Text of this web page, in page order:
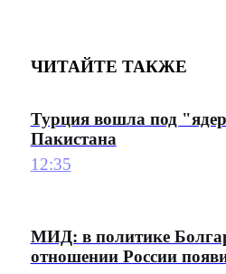
ЧИТАЙТЕ ТАКЖЕ
Турция вошла под
Пакистана
12:35
МИД: в политике
отношении России